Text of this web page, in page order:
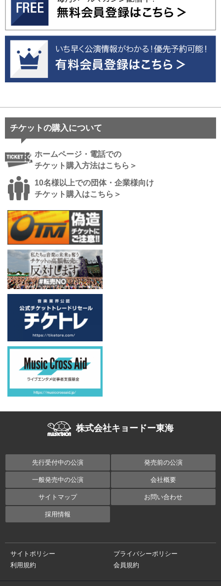
チケットの購入について
ホームページ・電話での
チケット購入方法はこちら＞
10名様以上での団体・企業様向け
チケット購入はこちら＞
株式会社キョードー東海
先行受付中の公演 発売前の公演
一般発売中の公演 会社概要
サイトマップ お問い合わせ
採用情報
サイトポリシー
プライバシーポリシー
利用規約
会員規約